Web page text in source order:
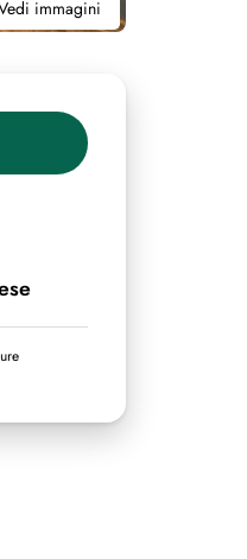
immagini